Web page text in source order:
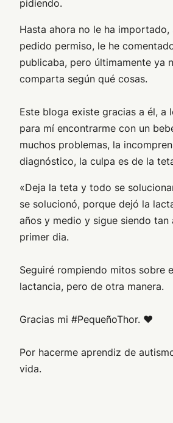
pidiendo.
Hasta ahora no le ha importado,
pedido permiso, le he
publicaba, pero últimamente ya
comparta según qué cosas.
Este bloga existe gracias a él, a
para mí encontrarme con un
muchos problemas, la
diagnóstico, la culpa es de la
«Deja la teta y todo se
se solucionó, porque dejó la
años y medio y sigue siendo tan
primer dia.
Seguiré rompiendo mitos sobre
lactancia, pero de otra manera.
Gracias mi #PequeñoThor. ❤
Por hacerme aprendiz de
vida.